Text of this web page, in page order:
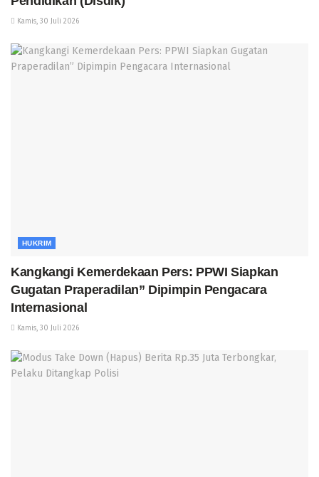
Kamis, 30 Juli 2026
HUKRIM
Kangkangi Kemerdekaan Pers: PPWI Siapkan
Gugatan Praperadilan” Dipimpin Pengacara
Internasional
Kamis, 30 Juli 2026